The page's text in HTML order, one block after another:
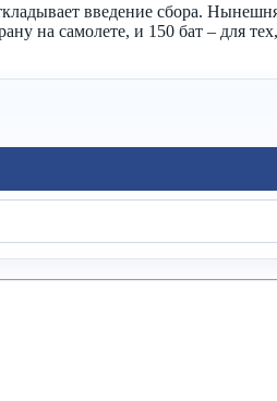
введение сбора.
на самолете, и 150 бат – для